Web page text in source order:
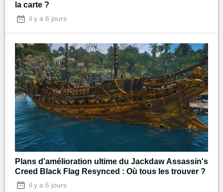
la carte ?
il y a 6 jours
Plans d'amélioration ultime du Jackdaw Assassin's
Creed Black Flag Resynced : Où tous les trouver ?
il y a 6 jours